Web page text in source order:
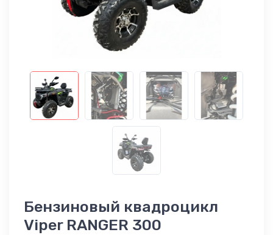
Бензиновый квадроцикл
Viper RANGER 300